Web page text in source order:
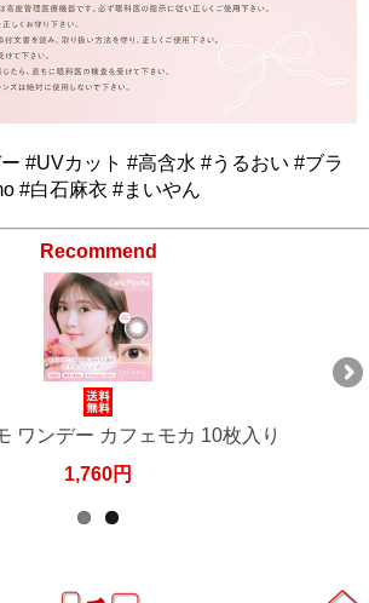
#UVカット #高含水 #うるおい #ブラ
#白石麻衣 #まいやん
Recommend
ワンデー カフェモカ 10枚入り
1,760円